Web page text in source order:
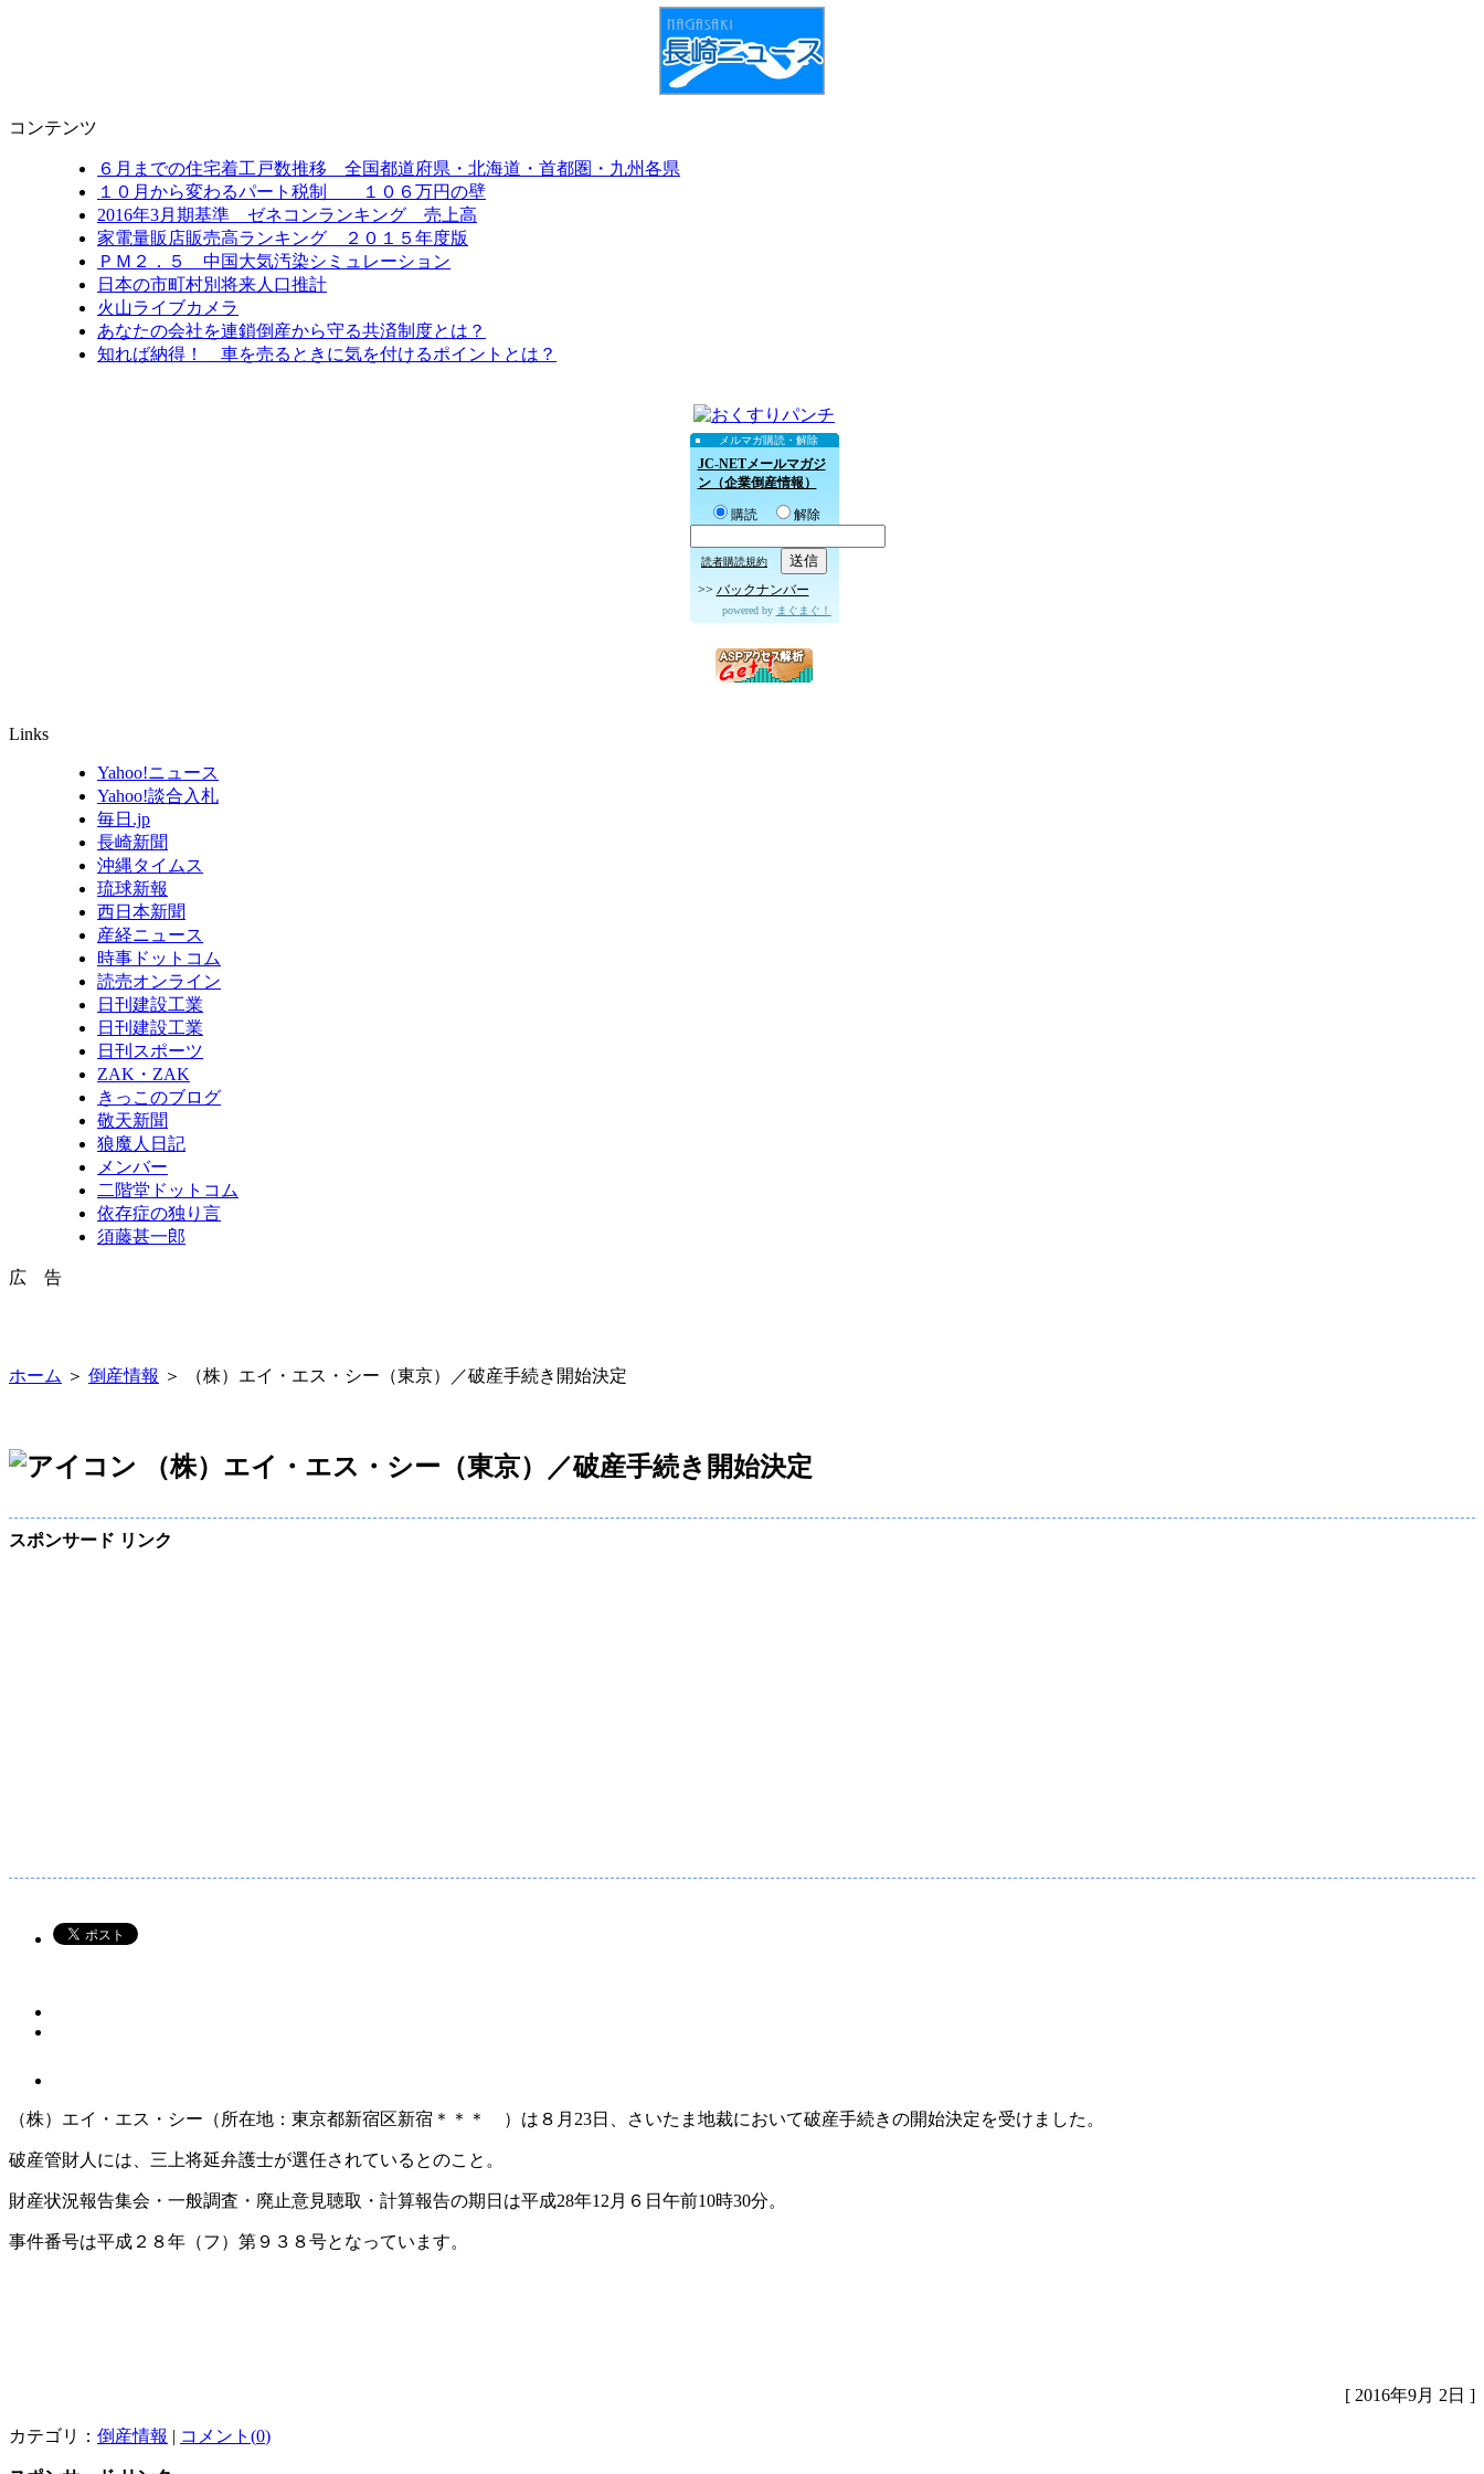
コンテンツ
６月までの住宅着工戸数推移 全国都道府県・北海道・首都圏・九州各県
１０月から変わるパート税制 １０６万円の壁
2016年3月期基準 ゼネコンランキング 売上高
家電量販店販売高ランキング ２０１５年度版
ＰＭ２．５ 中国大気汚染シミュレーション
日本の市町村別将来人口推計
火山ライブカメラ
あなたの会社を連鎖倒産から守る共済制度とは？
知れば納得！ 車を売るときに気を付けるポイントとは？
メルマガ購読・解除
JC-NETメールマガジ
ン（企業倒産情報）
購読 解除
読者購読規約
>> バックナンバー
powered by まぐまぐ！
Links
Yahoo!ニュース
Yahoo!談合入札
毎日.jp
長崎新聞
沖縄タイムス
琉球新報
西日本新聞
産経ニュース
時事ドットコム
読売オンライン
日刊建設工業
日刊建設工業
日刊スポーツ
ZAK・ZAK
きっこのブログ
敬天新聞
狼魔人日記
メンバー
二階堂ドットコム
依存症の独り言
須藤甚一郎
広 告
ホーム ＞ 倒産情報 ＞ （株）エイ・エス・シー（東京）／破産手続き開始決定
（株）エイ・エス・シー（東京）／破産手続き開始決定
スポンサード リンク
（株）エイ・エス・シー（所在地：東京都新宿区新宿＊＊＊ ）は８月23日、さいたま地裁において破産手続きの開始決定を受けました。
破産管財人には、三上将延弁護士が選任されているとのこと。
財産状況報告集会・一般調査・廃止意見聴取・計算報告の期日は平成28年12月６日午前10時30分。
事件番号は平成２８年（フ）第９３８号となっています。
[ 2016年9月 2日 ]
カテゴリ： 倒産情報 | コメント(0)